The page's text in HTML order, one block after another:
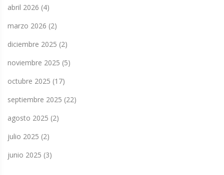
abril 2026 (4)
marzo 2026 (2)
diciembre 2025 (2)
noviembre 2025 (5)
octubre 2025 (17)
septiembre 2025 (22)
agosto 2025 (2)
julio 2025 (2)
junio 2025 (3)